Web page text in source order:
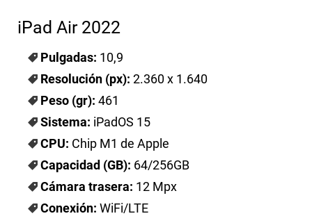
iPad Air 2022
Pulgadas: 10,9
Resolución (px): 2.360 x 1.640
Peso (gr): 461
Sistema: iPadOS 15
CPU: Chip M1 de Apple
Capacidad (GB): 64/256GB
Cámara trasera: 12 Mpx
Conexión: WiFi/LTE